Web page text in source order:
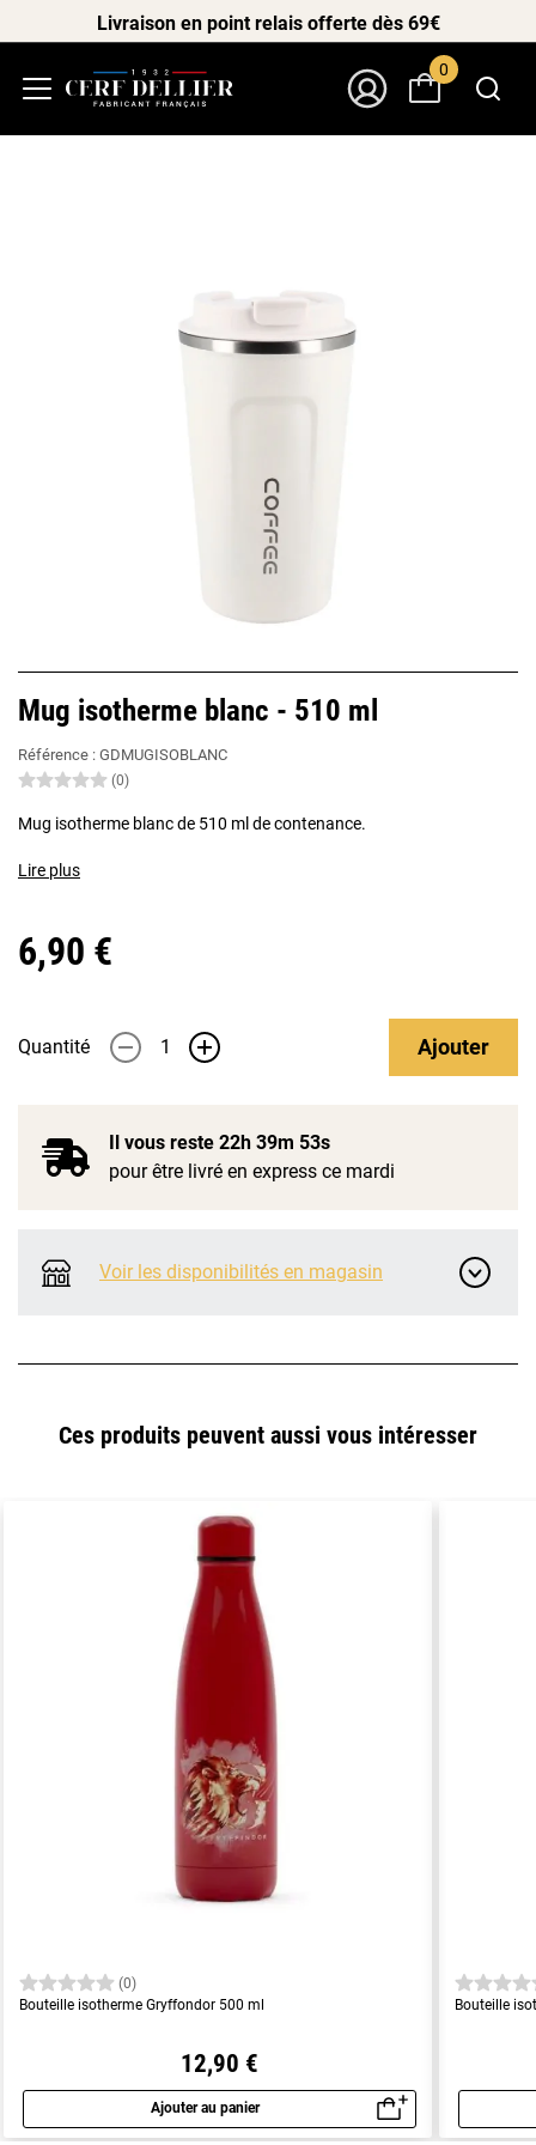
Livraison en point relais offerte dès 69€
0
Mug isotherme blanc - 510 ml
Référence : GDMUGISOBLANC
(0)
Mug isotherme blanc de 510 ml de contenance.
Lire plus
6,90 €
Quantité - + Ajouter
Il vous reste 22h 39m 53s
pour être livré en express ce mardi
Voir les disponibilités en magasin
Ces produits peuvent aussi vous intéresser
(0)
Bouteille isotherme Gryffondor 500 ml
12,90 €
Ajouter au panier
Aperçu rapide
Bouteille